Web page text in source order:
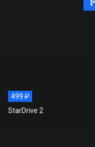
499 ₽
StarDrive 2